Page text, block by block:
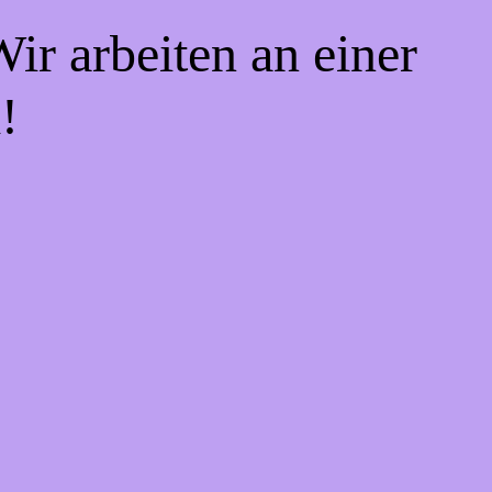
arbeiten an einer